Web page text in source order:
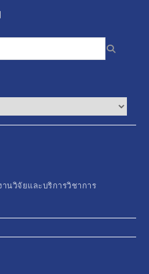
นวิจัยและบริการวิชาการ